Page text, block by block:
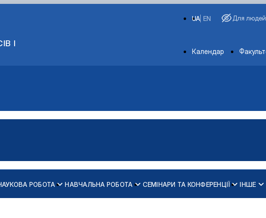
І
EN
UA Для людей
Departments
Календар
виробництва
РОБОТА НАВЧАЛЬНА РОБОТА СЕМІНАРИ ТА КОНФЕРЕНЦІЇ ІНШЕ